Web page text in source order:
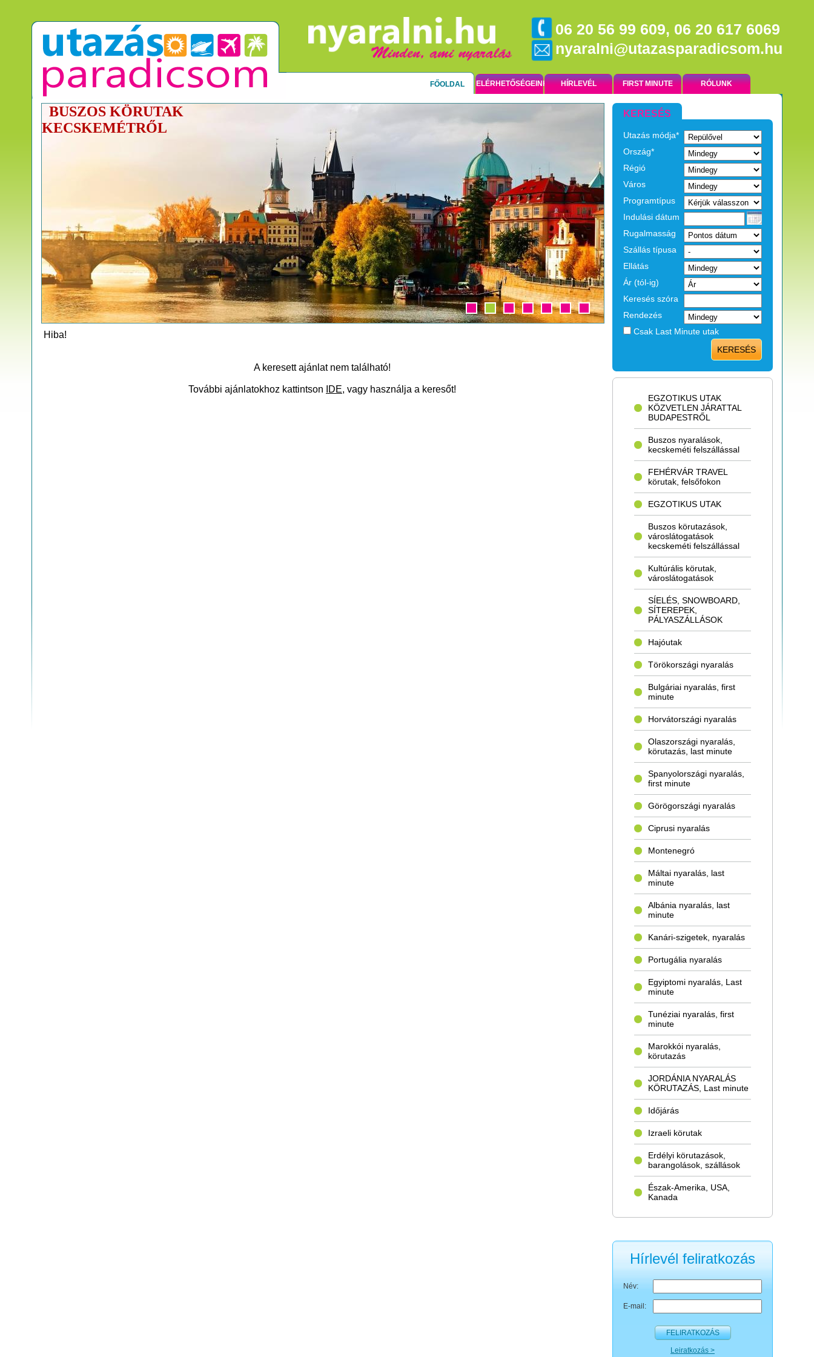
06 20 56 99 609, 06 20 617 6069
nyaralni@utazasparadicsom.hu
FŐOLDAL ELÉRHETŐSÉGEINK HÍRLEVÉL FIRST MINUTE RÓLUNK
BUSZOS KÖRUTAK
KECSKEMÉTRŐL
EGZOTIKUS UTAK
Hiba!
A keresett ajánlat nem található!
További ajánlatokhoz kattintson IDE, vagy használja a keresőt!
KERESÉS
Utazás módja*
Ország*
Régió
Város
Programtípus
Indulási dátum
Rugalmasság
Szállás típusa
Ellátás
Ár (tól-ig)
Keresés szóra
Rendezés
Csak Last Minute utak
KERESÉS
EGZOTIKUS UTAK
KÖZVETLEN JÁRATTAL
BUDAPESTRŐL
Buszos nyaralások,
kecskeméti felszállással
FEHÉRVÁR TRAVEL
körutak, felsőfokon
EGZOTIKUS UTAK
Buszos körutazások,
városlátogatások
kecskeméti felszállással
Kultúrális körutak,
városlátogatások
SÍELÉS, SNOWBOARD,
SÍTEREPEK,
PÁLYASZÁLLÁSOK
Hajóutak
Törökországi nyaralás
Bulgáriai nyaralás, first
minute
Horvátországi nyaralás
Olaszországi nyaralás,
körutazás, last minute
Spanyolországi nyaralás,
first minute
Görögországi nyaralás
Ciprusi nyaralás
Montenegró
Máltai nyaralás, last
minute
Albánia nyaralás, last
minute
Kanári-szigetek, nyaralás
Portugália nyaralás
Egyiptomi nyaralás, Last
minute
Tunéziai nyaralás, first
minute
Marokkói nyaralás,
körutazás
JORDÁNIA NYARALÁS
KÖRUTAZÁS, Last minute
Időjárás
Izraeli körutak
Erdélyi körutazások,
barangolások, szállások
Észak-Amerika, USA,
Kanada
Hírlevél feliratkozás
Név:
E-mail:
FELIRATKOZÁS
Leiratkozás >